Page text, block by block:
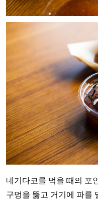
네기다코를 먹을 때의 포
구멍을 뚫고 거기에 파를